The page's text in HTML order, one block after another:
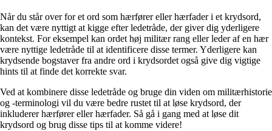
Når du står over for et ord som hærfører eller hærfader i et krydsord,
kan det være nyttigt at kigge efter ledetråde, der giver dig yderligere
kontekst. For eksempel kan ordet høj militær rang eller leder af en hær
være nyttige ledetråde til at identificere disse termer. Yderligere kan
krydsende bogstaver fra andre ord i krydsordet også give dig vigtige
hints til at finde det korrekte svar.
Ved at kombinere disse ledetråde og bruge din viden om militærhistorie
og -terminologi vil du være bedre rustet til at løse krydsord, der
inkluderer hærfører eller hærfader. Så gå i gang med at løse dit
krydsord og brug disse tips til at komme videre!